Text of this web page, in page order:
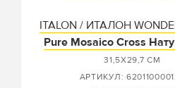
ITALON / ИТАЛОН
Pure Mosaico Cross
31,5X29,7 СМ
АРТИКУЛ: